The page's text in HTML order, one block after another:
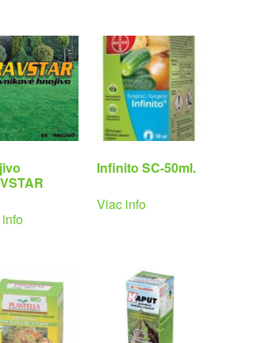
Infinito SC-50ml.
Viac info